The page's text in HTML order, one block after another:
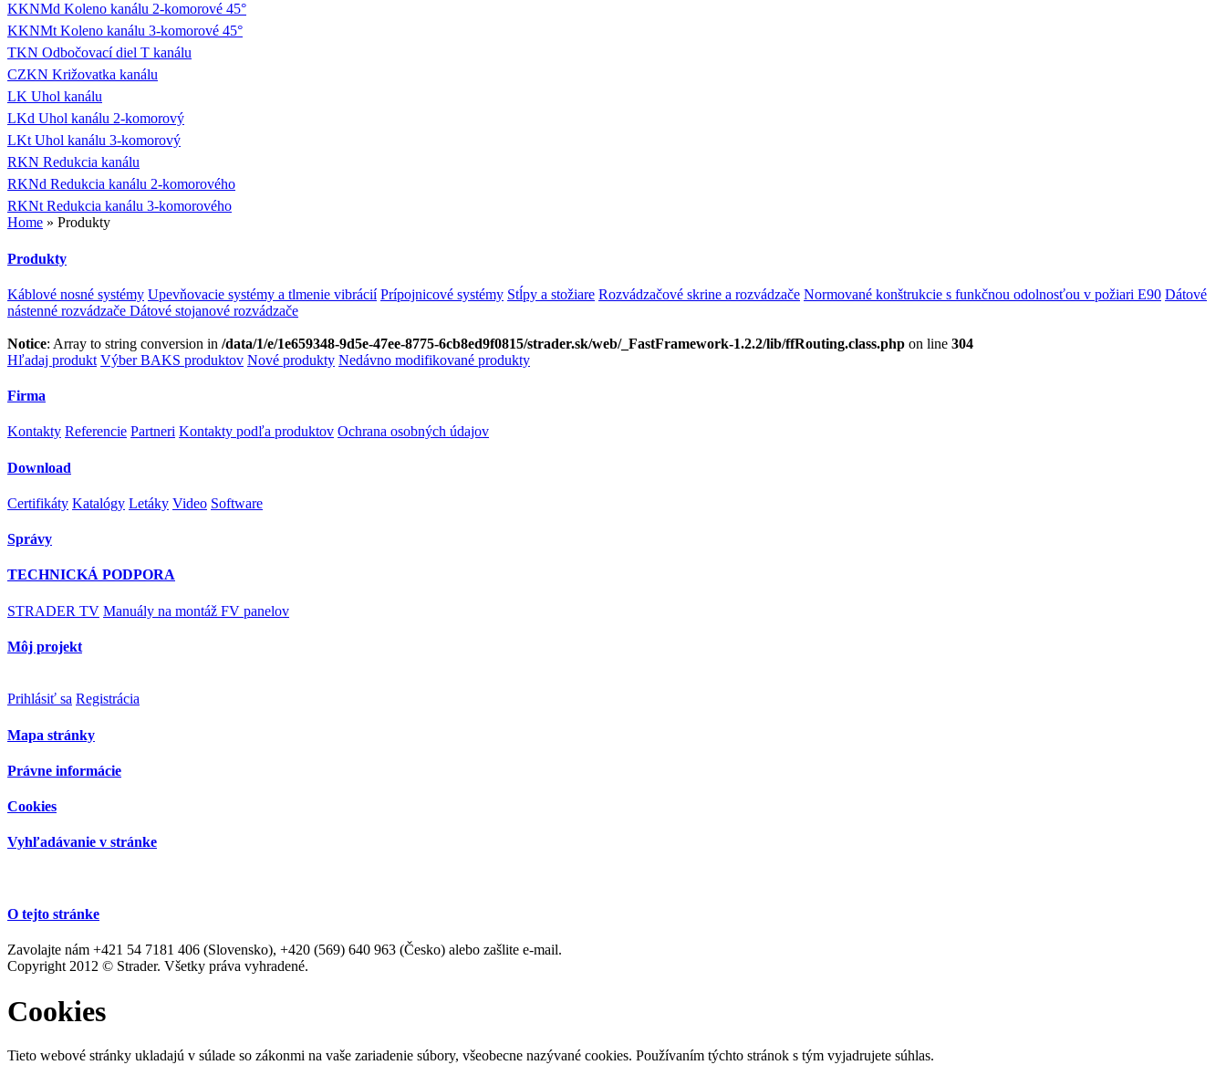
KKNMd Koleno kanálu 2-komorové 45°
KKNMt Koleno kanálu 3-komorové 45°
TKN Odbočovací diel T kanálu
CZKN Križovatka kanálu
LK Uhol kanálu
LKd Uhol kanálu 2-komorový
LKt Uhol kanálu 3-komorový
RKN Redukcia kanálu
RKNd Redukcia kanálu 2-komorového
RKNt Redukcia kanálu 3-komorového
Home » Produkty
Produkty
Káblové nosné systémy Upevňovacie systémy a tlmenie vibrácií Prípojnicové systémy Stĺpy a stožiare Rozvádzačové skrine a rozvádzače Normované konštrukcie s funkčnou odolnosťou v požiari E90 Dátové
nástenné rozvádzače Dátové stojanové rozvádzače
Notice: Array to string conversion in /data/1/e/1e659348-9d5e-47ee-8775-6cb8ed9f0815/strader.sk/web/_FastFramework-1.2.2/lib/ffRouting.class.php on line 304
Hľadaj produkt Výber BAKS produktov Nové produkty Nedávno modifikované produkty
Firma
Kontakty Referencie Partneri Kontakty podľa produktov Ochrana osobných údajov
Download
Certifikáty Katalógy Letáky Video Software
Správy
TECHNICKÁ PODPORA
STRADER TV Manuály na montáž FV panelov
Môj projekt
Prihlásiť sa Registrácia
Mapa stránky
Právne informácie
Cookies
Vyhľadávanie v stránke
O tejto stránke
Zavolajte nám +421 54 7181 406 (Slovensko), +420 (569) 640 963 (Česko) alebo zašlite e-mail.
Copyright 2012 © Strader. Všetky práva vyhradené.
Cookies
Tieto webové stránky ukladajú v súlade so zákonmi na vaše zariadenie súbory, všeobecne nazývané cookies. Používaním týchto stránok s tým vyjadrujete súhlas.